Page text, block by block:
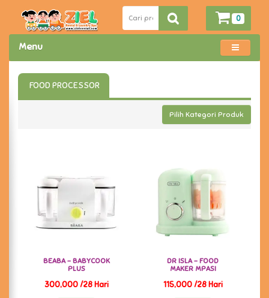
0
Menu
FOOD PROCESSOR
Pilih Kategori Produk
BEABA - BABYCOOK
PLUS
300,000 /28 Hari
DR ISLA - FOOD
MAKER MPASI
115,000 /28 Hari